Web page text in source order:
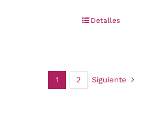
Detalles
1 2 Siguiente